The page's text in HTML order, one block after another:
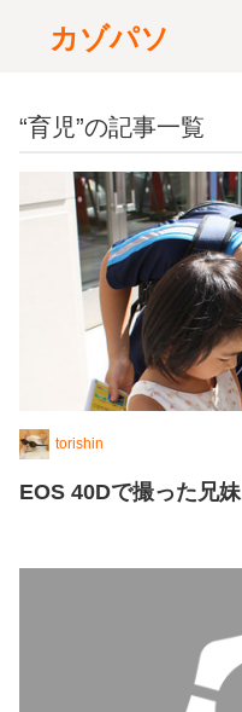
カゾパソ
“育児”の記事一覧
torishin
EOS 40Dで撮った兄妹